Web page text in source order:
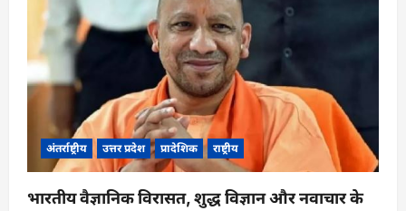
अंतर्राष्ट्रीय उत्तर प्रदेश प्रादेशिक राष्ट्रीय
भारतीय वैज्ञानिक विरासत, शुद्ध विज्ञान और नवाचार के